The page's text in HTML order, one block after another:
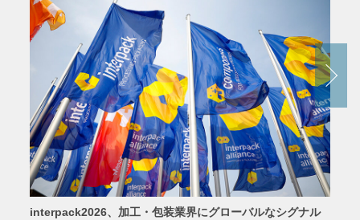
interpack2026、加工・包装業界にグローバルなシグナル